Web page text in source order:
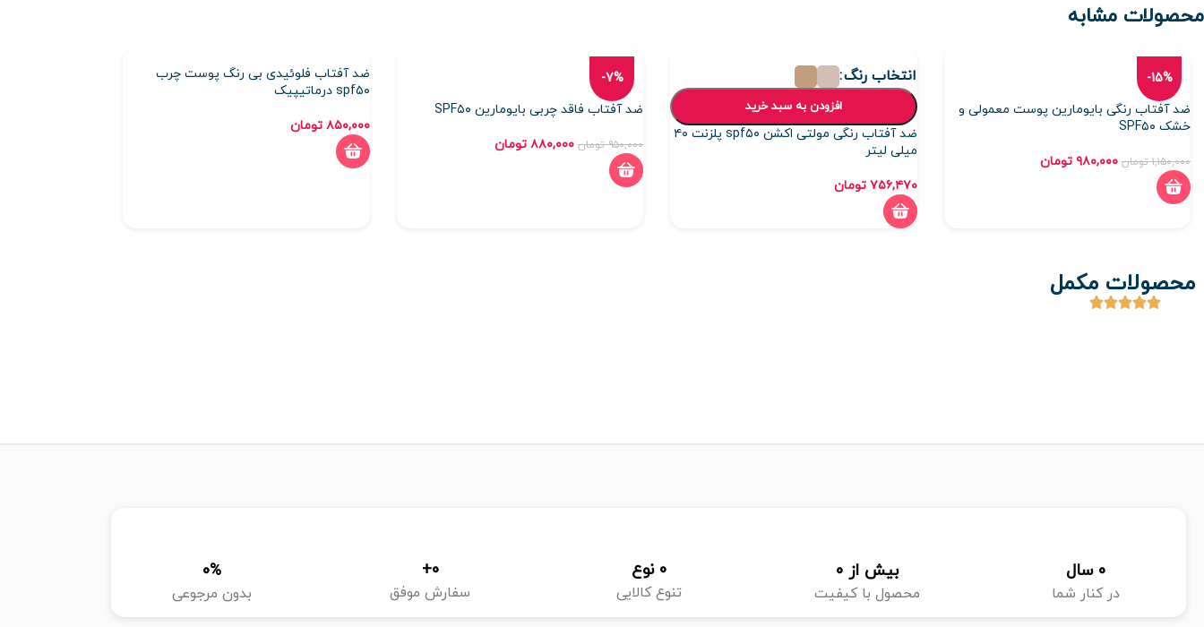
محصولات مشابه
-15%
ضد آفتاب رنگی بایومارین پوست معمولی و
خشک SPF۵۰
۱,۱۵۰,۰۰۰ تومان ۹۸۰,۰۰۰ تومان
انتخاب رنگ
افزودن به سبد خرید
ضد آفتاب رنگی مولتی اکشن spf۵۰ پلزنت ۴۰
میلی لیتر
۷۵۶,۴۷۰ تومان
-7%
ضد آفتاب فاقد چربی بایومارین SPF۵۰
۹۵۰,۰۰۰ تومان ۸۸۰,۰۰۰ تومان
ضد آفتاب فلوئیدی بی رنگ پوست چرب
spf۵۰ درماتیپیک
۸۵۰,۰۰۰ تومان
محصولات مکمل
در کنار شما
0 سال
محصول با کیفیت
بیش از 0
تنوع کالایی
0 نوع
سفارش موفق
0
+
بدون مرجوعی
%
0